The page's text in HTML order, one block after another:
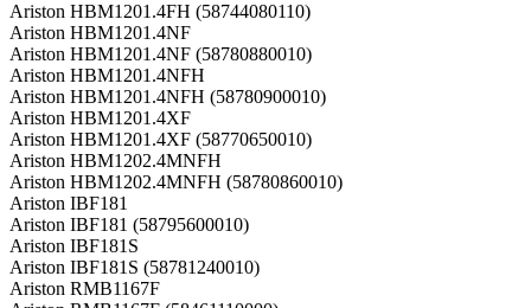
Ariston HBM1201.4FH (58744080110)
Ariston HBM1201.4NF
Ariston HBM1201.4NF (58780880010)
Ariston HBM1201.4NFH
Ariston HBM1201.4NFH (58780900010)
Ariston HBM1201.4XF
Ariston HBM1201.4XF (58770650010)
Ariston HBM1202.4MNFH
Ariston HBM1202.4MNFH (58780860010)
Ariston IBF181
Ariston IBF181 (58795600010)
Ariston IBF181S
Ariston IBF181S (58781240010)
Ariston RMB1167F